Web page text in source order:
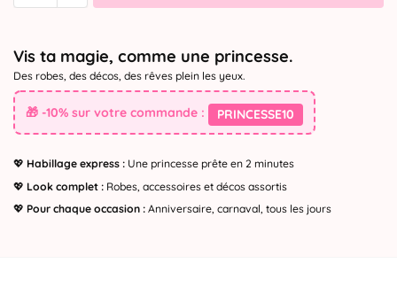
Vis ta magie, comme une princesse.
Des robes, des décos, des rêves plein les yeux.
🎁 -10% sur votre commande : PRINCESSE10
💖 Habillage express : Une princesse prête en 2 minutes
💖 Look complet : Robes, accessoires et décos assortis
💖 Pour chaque occasion : Anniversaire, carnaval, tous les jours